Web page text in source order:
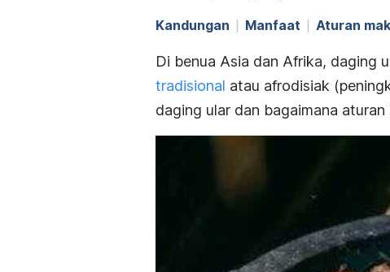
Kandungan Manfaat Aturan
Di benua Asia dan Afrika, daging
tradisional atau afrodisiak
daging ular dan bagaimana aturan